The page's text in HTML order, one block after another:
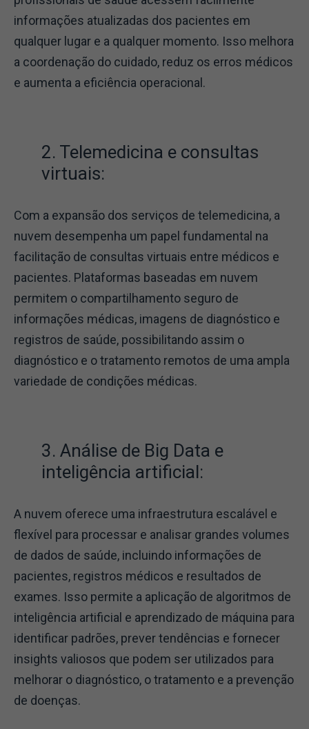
informações atualizadas dos pacientes em
qualquer lugar e a qualquer momento. Isso melhora
a coordenação do cuidado, reduz os erros médicos
e aumenta a eficiência operacional.
2. Telemedicina e consultas
virtuais:
Com a expansão dos serviços de telemedicina, a
nuvem desempenha um papel fundamental na
facilitação de consultas virtuais entre médicos e
pacientes. Plataformas baseadas em nuvem
permitem o compartilhamento seguro de
informações médicas, imagens de diagnóstico e
registros de saúde, possibilitando assim o
diagnóstico e o tratamento remotos de uma ampla
variedade de condições médicas.
3. Análise de Big Data e
inteligência artificial:
A nuvem oferece uma infraestrutura escalável e
flexível para processar e analisar grandes volumes
de dados de saúde, incluindo informações de
pacientes, registros médicos e resultados de
exames. Isso permite a aplicação de algoritmos de
inteligência artificial e aprendizado de máquina para
identificar padrões, prever tendências e fornecer
insights valiosos que podem ser utilizados para
melhorar o diagnóstico, o tratamento e a prevenção
de doenças.